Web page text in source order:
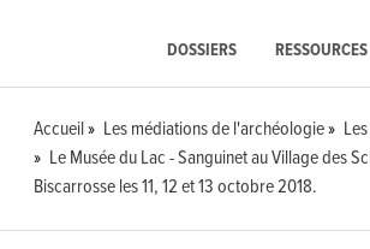
DOSSIERS RESSOURCES
Accueil Les médiations de l'archéologie
Le Musée du Lac - Sanguinet au Village des
Biscarrosse les 11, 12 et 13 octobre 2018.